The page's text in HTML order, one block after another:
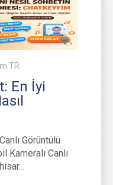
En İyi
Görüntülü
Kameralı Canlı